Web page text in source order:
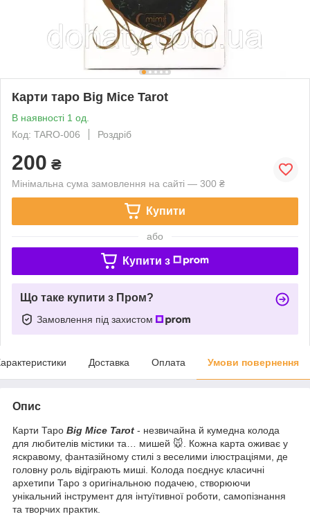
Карти таро Big Mice Tarot
В наявності 1 од.
Код: TARO-006
Роздріб
200 ₴
Мінімальна сума замовлення на сайті — 300 ₴
Купити
або
Купити з
Що таке купити з Пром?
Замовлення під захистом
Доставка Оплата Умови повернення
Опис
Карти Таро Big Mice Tarot - незвичайна й кумедна колода
для любителів містики та… мишей 🐭. Кожна карта оживає у
яскравому, фантазійному стилі з веселими ілюстраціями, де
головну роль відіграють миші. Колода поєднує класичні
архетипи Таро з оригінальною подачею, створюючи
унікальний інструмент для інтуїтивної роботи, самопізнання
та творчих практик.